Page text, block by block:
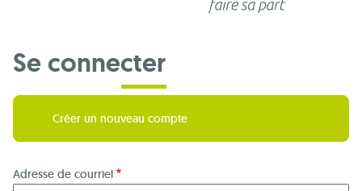
Se connecter
Créer un nouveau compte
Adresse de courriel